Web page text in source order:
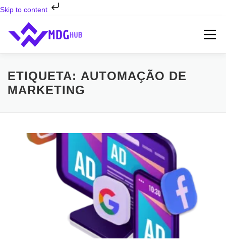
Skip to content
para
conteúdo
Menu
INÍCIO SERVIÇOS ⬇ SOBRE NÓS FAQ’S
ETIQUETA: AUTOMAÇÃO DE
MARKETING